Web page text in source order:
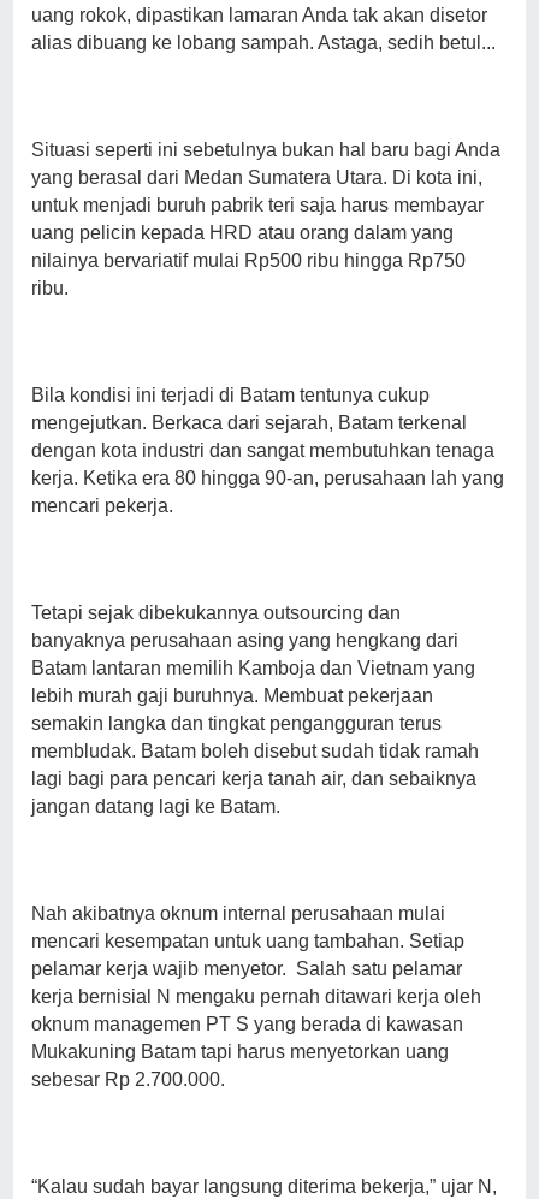
uang rokok, dipastikan lamaran Anda tak akan disetor
alias dibuang ke lobang sampah. Astaga, sedih betul...
Situasi seperti ini sebetulnya bukan hal baru bagi Anda
yang berasal dari Medan Sumatera Utara. Di kota ini,
untuk menjadi buruh pabrik teri saja harus membayar
uang pelicin kepada HRD atau orang dalam yang
nilainya bervariatif mulai Rp500 ribu hingga Rp750
ribu.
Bila kondisi ini terjadi di Batam tentunya cukup
mengejutkan. Berkaca dari sejarah, Batam terkenal
dengan kota industri dan sangat membutuhkan tenaga
kerja. Ketika era 80 hingga 90-an, perusahaan lah yang
mencari pekerja.
Tetapi sejak dibekukannya outsourcing dan
banyaknya perusahaan asing yang hengkang dari
Batam lantaran memilih Kamboja dan Vietnam yang
lebih murah gaji buruhnya. Membuat pekerjaan
semakin langka dan tingkat pengangguran terus
membludak. Batam boleh disebut sudah tidak ramah
lagi bagi para pencari kerja tanah air, dan sebaiknya
jangan datang lagi ke Batam.
Nah akibatnya oknum internal perusahaan mulai
mencari kesempatan untuk uang tambahan. Setiap
pelamar kerja wajib menyetor. Salah satu pelamar
kerja bernisial N mengaku pernah ditawari kerja oleh
oknum managemen PT S yang berada di kawasan
Mukakuning Batam tapi harus menyetorkan uang
sebesar Rp 2.700.000.
“Kalau sudah bayar langsung diterima bekerja,” ujar N,